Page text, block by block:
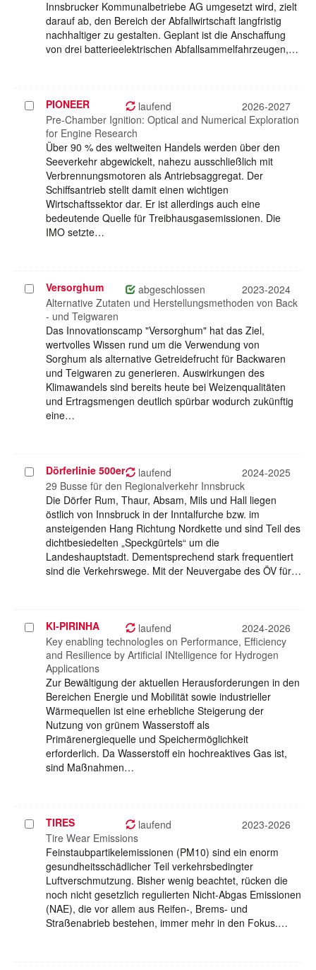
Innsbrucker Kommunalbetriebe AG umgesetzt wird, zielt
darauf ab, den Bereich der Abfallwirtschaft langfristig
nachhaltiger zu gestalten. Geplant ist die Anschaffung
von drei batterieelektrischen Abfallsammelfahrzeugen,…
Projekt
auswählen
PIONEER laufend
2026-2027
Pre-Chamber Ignition: Optical and Numerical Exploration
for Engine Research
Über 90 % des weltweiten Handels werden über den
Seeverkehr abgewickelt, nahezu ausschließlich mit
Verbrennungsmotoren als Antriebsaggregat. Der
Schiffsantrieb stellt damit einen wichtigen
Wirtschaftssektor dar. Er ist allerdings auch eine
bedeutende Quelle für Treibhausgasemissionen. Die
IMO setzte…
Projekt
auswählen
Versorghum abgeschlossen
2023-2024
Alternative Zutaten und Herstellungsmethoden von Back
- und Teigwaren
Das Innovationscamp "Versorghum" hat das Ziel,
wertvolles Wissen rund um die Verwendung von
Sorghum als alternative Getreidefrucht für Backwaren
und Teigwaren zu generieren. Auswirkungen des
Klimawandels sind bereits heute bei Weizenqualitäten
und Ertragsmengen deutlich spürbar wodurch zukünftig
eine…
Projekt
auswählen
Dörferlinie 500er laufend
2024-2025
29 Busse für den Regionalverkehr Innsbruck
Die Dörfer Rum, Thaur, Absam, Mils und Hall liegen
östlich von Innsbruck in der Inntalfurche bzw. im
ansteigenden Hang Richtung Nordkette und sind Teil des
dichtbesiedelten „Speckgürtels“ um die
Landeshauptstadt. Dementsprechend stark frequentiert
sind die Verkehrswege. Mit der Neuvergabe des ÖV für…
Projekt
auswählen
KI-PIRINHA laufend
2024-2026
Key enabling technologIes on Performance, Efficiency
and Resilience by Artificial INtelligence for Hydrogen
Applications
Zur Bewältigung der aktuellen Herausforderungen in den
Bereichen Energie und Mobilität sowie industrieller
Wärmequellen ist eine erhebliche Steigerung der
Nutzung von grünem Wasserstoff als
Primärenergiequelle und Speichermöglichkeit
erforderlich. Da Wasserstoff ein hochreaktives Gas ist,
sind Maßnahmen…
Projekt
auswählen
TIRES laufend
2023-2026
Tire Wear Emissions
Feinstaubpartikelemissionen (PM10) sind ein enorm
gesundheitsschädlicher Teil verkehrsbedingter
Luftverschmutzung. Bisher wenig beachtet, rücken die
noch nicht gesetzlich regulierten Nicht-Abgas Emissionen
(NAE), die vor allem aus Reifen-, Brems- und
Straßenabrieb bestehen, immer mehr in den Fokus.…